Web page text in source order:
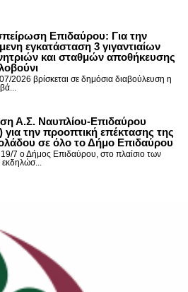
Επιδαύρου: Για την
εγκατάσταση 3 γιγαντιαίων
και σταθμών αποθήκευσης
2026 βρίσκεται σε δημόσια διαβούλευση η
Α.Σ. Ναυπλίου-Επιδαύρου
την προοπτική επέκτασης της
σε όλο το Δήμο Επιδαύρου
7 ο Δήμος Επιδαύρου, στο πλαίσιο των